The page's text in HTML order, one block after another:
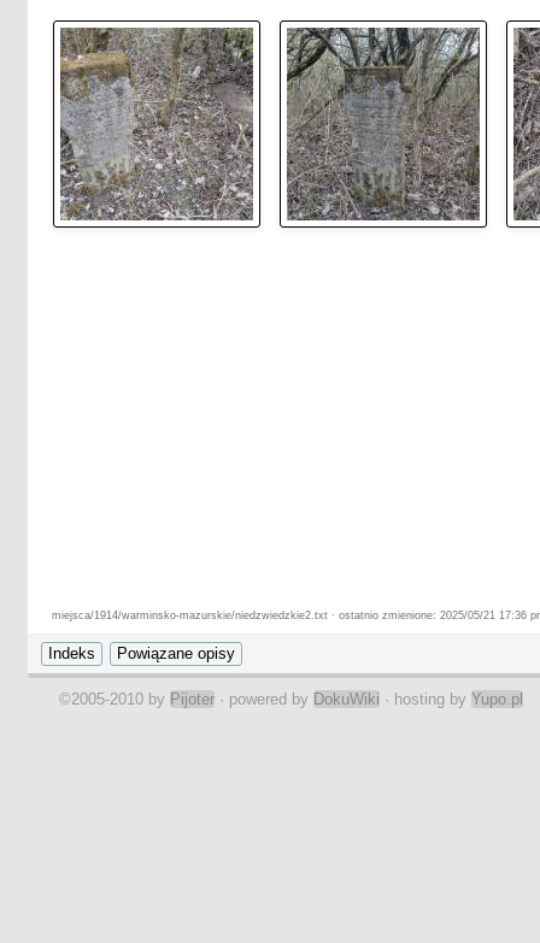
miejsca/1914/warminsko-mazurskie/niedzwiedzkie2.txt · ostatnio zmienione: 2025/05/21 17:36
©2005-2010 by Pijoter · powered by DokuWiki · hosting by Yupo.pl